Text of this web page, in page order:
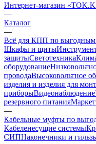
Интернет-магазин
—
Каталог
—
Всё для КПП по выгодным
Шкафы и щиты
защитыСветотехника
оборудование
проводаВысоковольтное
изделия и изделия для
приборыВидеонаблюдение
резервного питания
—
Кабельные муфты по
Кабеленесущие системы
СИПНаконечники и